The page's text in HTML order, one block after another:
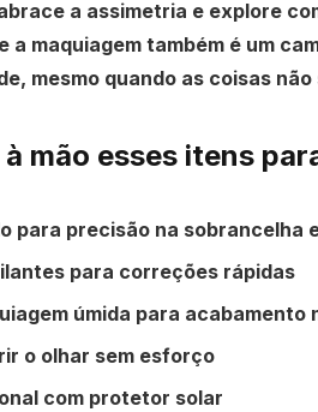
a assimetria e explore
a maquiagem também é um
mesmo quando as coisas
à mão esses itens
para precisão na sobrancelha
para correções rápidas
úmida para acabamento
o olhar sem esforço
com protetor solar